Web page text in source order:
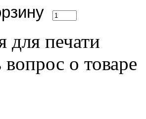
для печати
вопрос о товаре